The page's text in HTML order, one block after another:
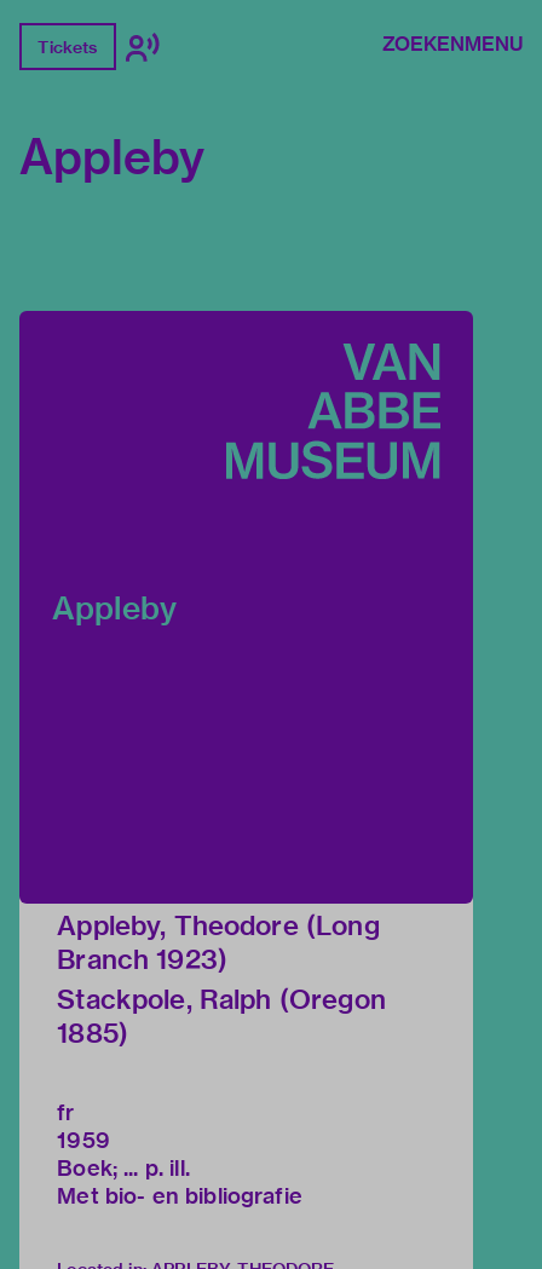
Tickets ZOEKENMENU
Appleby
Appleby
Appleby, Theodore (Long
Branch 1923)
Stackpole, Ralph (Oregon
1885)
fr
1959
Boek; ... p. ill.
Met bio- en bibliografie